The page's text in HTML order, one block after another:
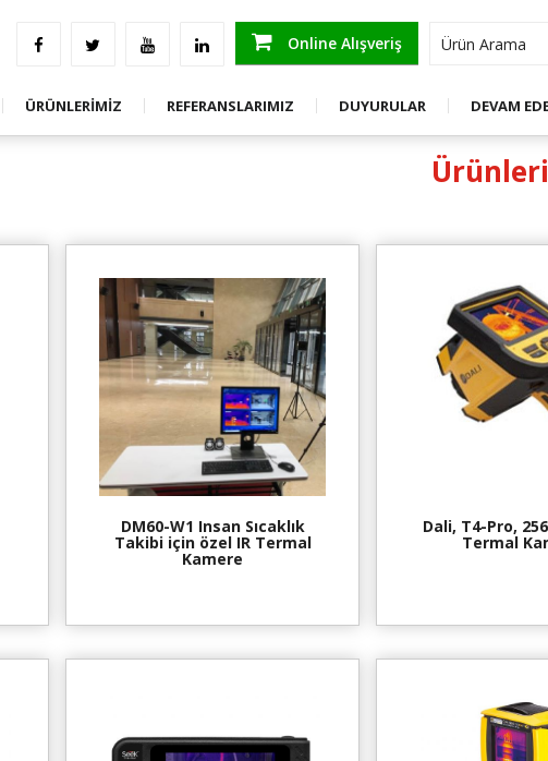
Online Alışveriş
ÜRÜNLERİMİZ
ENERJİ KALİTESİ ÇÖZÜMLERİ
STOK FAZLASI ÜRÜNLERREFERANSLARIMIZ DUYURULAR DEVAM
DM60-W1 Insan Sıcaklık
Takibi için özel IR Termal
Kamere
Dali, T4-Pro,
Termal